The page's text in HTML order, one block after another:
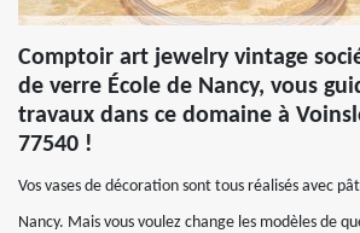
Comptoir art jewelry vintage
de verre École de Nancy, vous
travaux dans ce domaine à
77540 !
Vos vases de décoration sont tous réalisés avec
Nancy. Mais vous voulez change les modèles de